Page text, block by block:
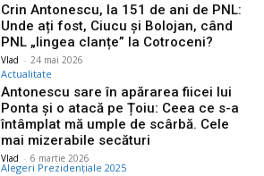
Crin Antonescu, la 151 de ani de PNL:
Unde ați fost, Ciucu și Bolojan, când
PNL „lingea clanțe” la Cotroceni?
Vlad - 24 mai 2026
Actualitate
Antonescu sare în apărarea fiicei lui
Ponta și o atacă pe Țoiu: Ceea ce s-a
întâmplat mă umple de scârbă. Cele
mai mizerabile secături
Vlad - 6 martie 2026
Alegeri Prezidențiale 2025